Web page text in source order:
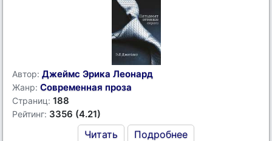
Автор: Джеймс Эрика Леонард
Жанр: Современная проза
Страниц: 188
Рейтинг: 3356 (4.21)
Читать Подробнее